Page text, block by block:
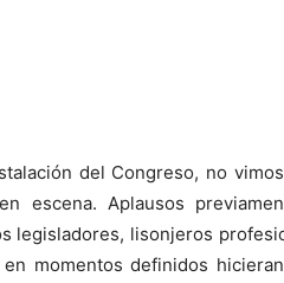
del Congreso, no
escena. Aplausos
legisladores, lisonjeros
momentos definidos